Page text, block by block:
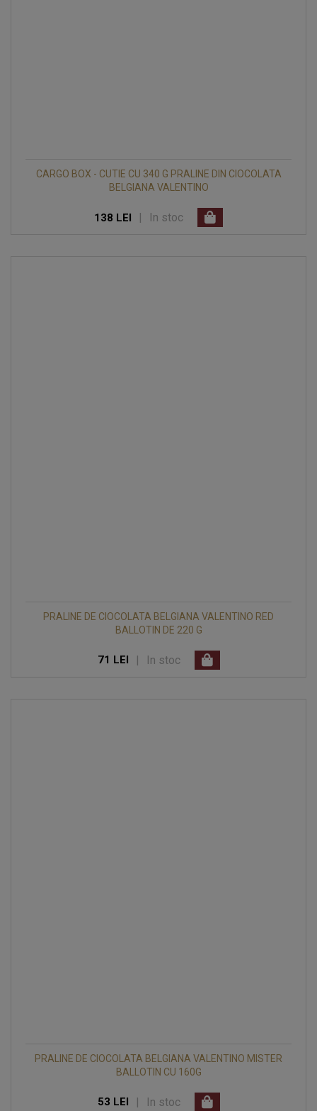
CARGO BOX - CUTIE CU 340 G PRALINE DIN CIOCOLATA
BELGIANA VALENTINO
138 LEI In stoc
PRALINE DE CIOCOLATA BELGIANA VALENTINO RED
BALLOTIN DE 220 G
71 LEI | In stoc
PRALINE DE CIOCOLATA BELGIANA VALENTINO MISTER
BALLOTIN CU 160G
53 LEI | In stoc